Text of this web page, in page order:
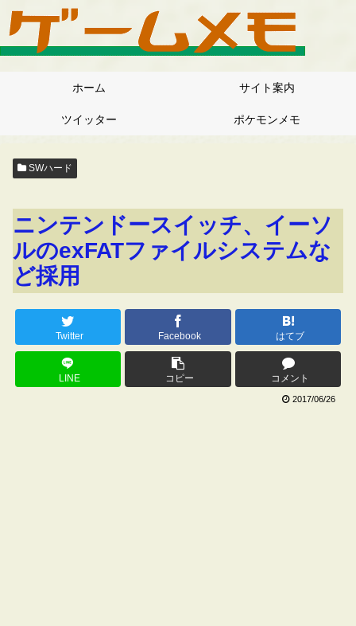
ホーム サイト案内
ツイッター ポケモンメモ
SWハード
ニンテンドースイッチ、イーソ
ルのexFATファイルシステムな
ど採用
Twitter Facebook はてブ
LINE コピー コメント
2017/06/26